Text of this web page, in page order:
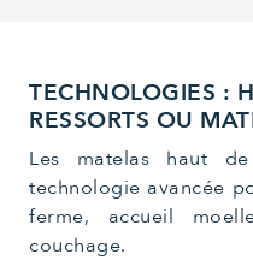
TECHNOLOGIES :
RESSORTS OU
Les matelas haut
technologie avancée
ferme, accueil
couchage.